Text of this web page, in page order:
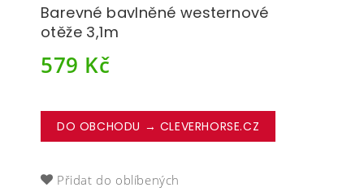
Barevné bavlněné westernové
otěže 3,1m
579 Kč
DO OBCHODU → CLEVERHORSE.CZ
Přidat do oblíbených